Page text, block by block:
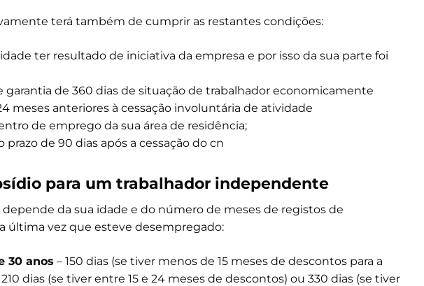
terá também de cumprir as restantes condições:
ter resultado de iniciativa da empresa e por isso da sua parte foi
garantia de 360 dias de situação de trabalhador economicamente
meses anteriores à cessação involuntária de atividade
de emprego da sua área de residência;
prazo de 90 dias após a cessação do cn
para um trabalhador independente
da sua idade e do número de meses de registos de
última vez que esteve desempregado:
30 anos – 150 dias (se tiver menos de 15 meses de descontos para a
dias (se tiver entre 15 e 24 meses de descontos) ou 330 dias (se tiver